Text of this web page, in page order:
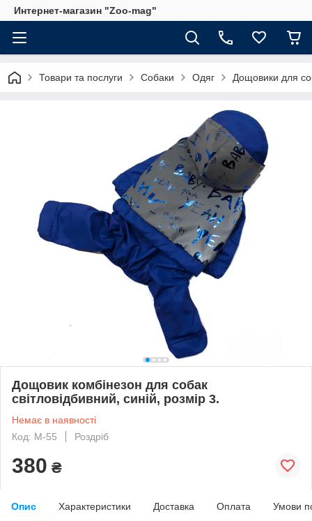
Интернет-магазин "Zoo-mag"
Товари та послуги Собаки Одяг Дощовики для
Дощовик комбінезон для собак
світловідбивний, синій, розмір 3.
Немає в наявності
Код: М-55
Роздріб
380 ₴
Опис Характеристики Доставка Оплата Умови